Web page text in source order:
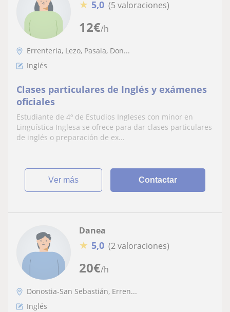
12€/h
★ 5,0 (5 valoraciones)
Errenteria, Lezo, Pasaia, Don...
Inglés
Clases particulares de Inglés y exámenes
oficiales
Estudiante de 4º de Estudios Ingleses con minor en
Lingüística Inglesa se ofrece para dar clases particulares
de inglés o preparación de ex...
ver más Contactar
20€/h
Danea
★ 5,0 (2 valoraciones)
Donostia-San Sebastián, Erren...
Inglés